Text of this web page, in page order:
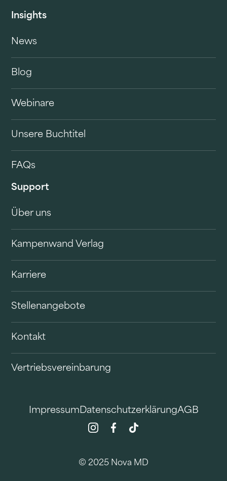
Insights
News
Blog
Webinare
Unsere Buchtitel
FAQs
Support
Über uns
Kampenwand Verlag
Karriere
Stellenangebote
Kontakt
Vertriebsvereinbarung
ImpressumDatenschutzerklärungAGB
© 2025 Nova MD